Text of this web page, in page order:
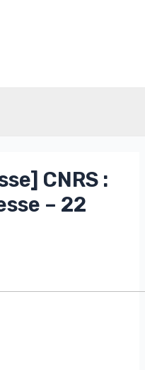
CNRS :
– 22